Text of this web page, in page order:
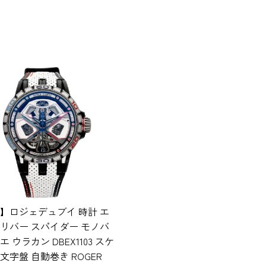
ロジェデュブイ 時計 エ
バー スパイダー モノバ
ウラカン DBEX1103 スケ
字盤 自動巻き ROGER